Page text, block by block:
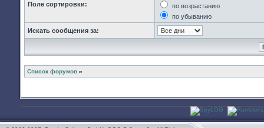
Поле сортировки:
по возрастанию
по убыванию
Искать сообщения за:
Список форумов »